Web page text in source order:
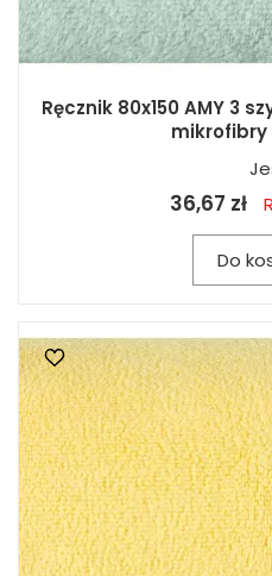
Ręcznik 80x150 AMY 3
mikrofibry
36,67 zł
Do